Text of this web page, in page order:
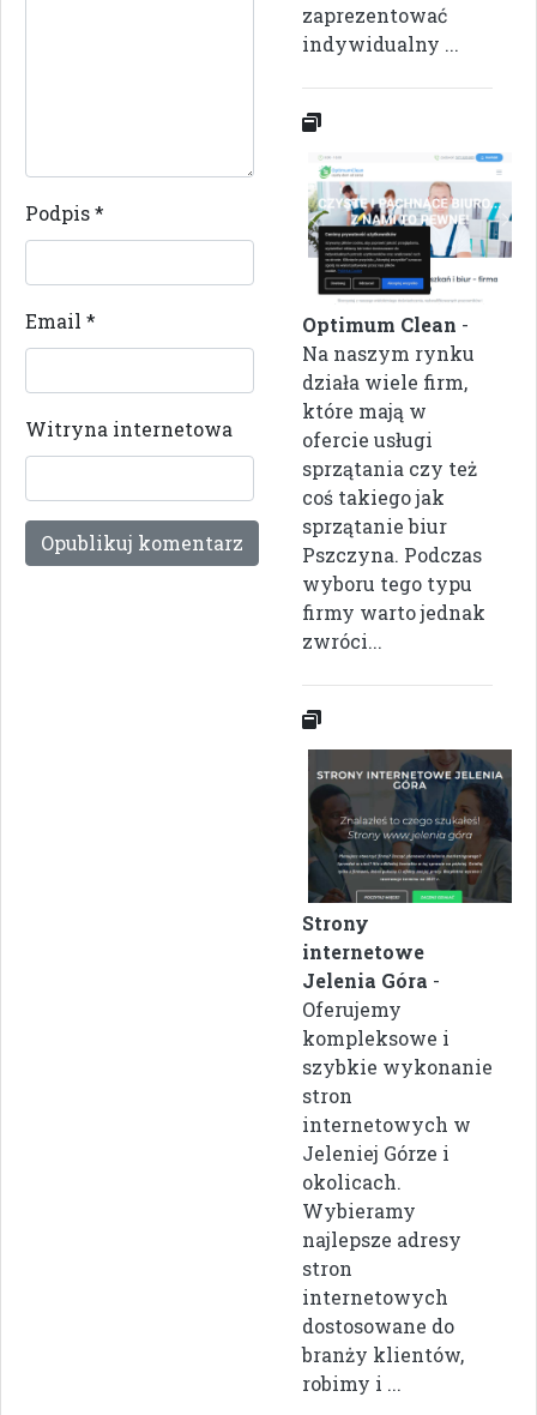
Podpis*
Email *
Witryna internetowa
zaprezentować
indywidualny ...
Optimum Clean -
Na naszym rynku
działa wiele firm,
które mają w
ofercie usługi
sprzątania czy też
coś takiego jak
sprzątanie biur
Pszczyna. Podczas
wyboru tego typu
firmy warto jednak
zwróci...
Strony
internetowe
Jelenia Góra -
Oferujemy
kompleksowe i
szybkie wykonanie
stron
internetowych w
Jeleniej Górze i
okolicach.
Wybieramy
najlepsze adresy
stron
internetowych
dostosowane do
branży klientów,
robimy i ...